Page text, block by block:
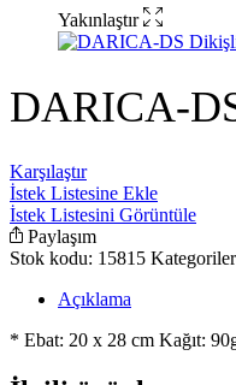
Yakınlaştır
DARICA-
Karşılaştır
İstek Listesine Ekle
İstek Listesini Görüntüle
Paylaşım
Stok kodu: 15815
Açıklama
* Ebat: 20 x 28 cm Kağıt: